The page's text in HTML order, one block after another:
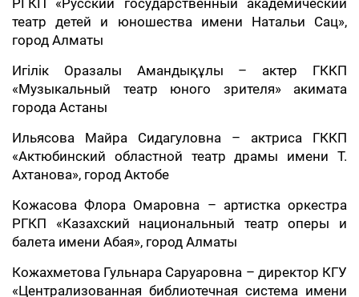
РГКП «Русский государственный академический
театр детей и юношества имени Натальи Сац»,
город Алматы
Игілік Оразалы Амандықұлы – актер ГККП
«Музыкальный театр юного зрителя» акимата
города Астаны
Ильясова Майра Сидагуловна – актриса ГККП
«Актюбинский областной театр драмы имени Т.
Ахтанова», город Актобе
Кожасова Флора Омаровна – артистка оркестра
РГКП «Казахский национальный театр оперы и
балета имени Абая», город Алматы
Кожахметова Гульнара Саруаровна – директор КГУ
«Централизованная библиотечная система имени